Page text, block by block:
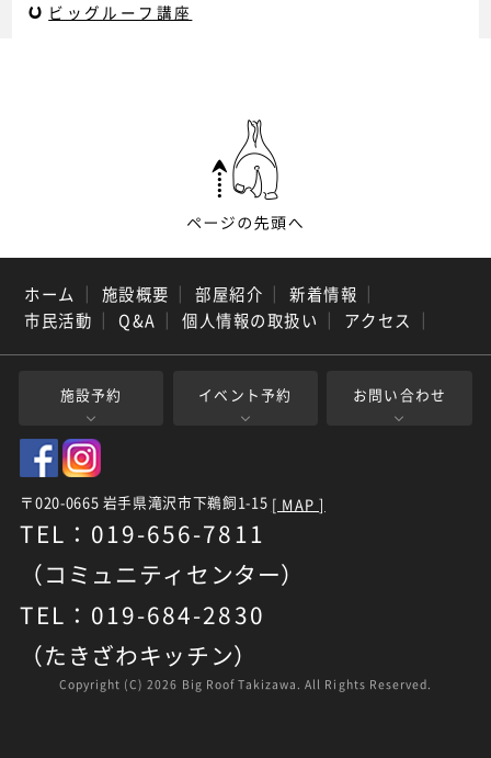
ビッグルーフ講座
ホーム ｜ 施設概要 ｜ 部屋紹介 ｜ 新着情報 ｜
市民活動 ｜ Q&A ｜ 個人情報の取扱い ｜ アクセス ｜
施設予約 イベント予約 お問い合わせ
〒020-0665 岩手県滝沢市下鵜飼1-15 [ MAP ]
TEL：019-656-7811
（コミュニティセンター）
TEL：019-684-2830
（たきざわキッチン）
Copyright (C)2026 Big Roof Takizawa. All Rights Reserved.